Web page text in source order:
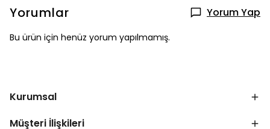
Yorumlar Yorum Yap
Bu ürün için henüz yorum yapılmamış.
Kurumsal
Müşteri İlişkileri